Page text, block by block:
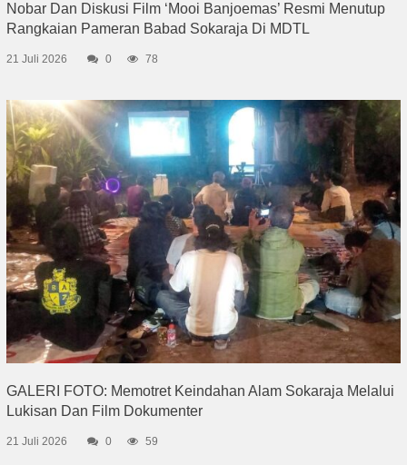
Nobar Dan Diskusi Film ‘Mooi Banjoemas’ Resmi Menutup
Rangkaian Pameran Babad Sokaraja Di MDTL
21 Juli 2026 0 78
GALERI FOTO: Memotret Keindahan Alam Sokaraja Melalui
Lukisan Dan Film Dokumenter
21 Juli 2026 0 59